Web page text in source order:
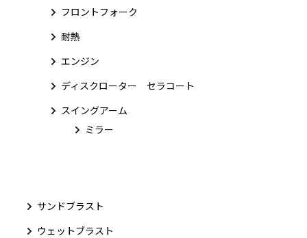
フロントフォーク
耐熱
エンジン
ディスクローター セラコート
スイングアーム
ミラー
サンドブラスト
ウェットブラスト